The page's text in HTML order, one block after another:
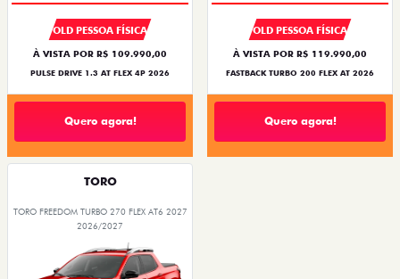
OLD PESSOA FÍSICA
À VISTA POR R$ 109.990,00
PULSE DRIVE 1.3 AT FLEX 4P 2026
Quero agora!
OLD PESSOA FÍSICA
À VISTA POR R$ 119.990,00
FASTBACK TURBO 200 FLEX AT 2026
Quero agora!
TORO
TORO FREEDOM TURBO 270 FLEX AT6 2027
2026/2027